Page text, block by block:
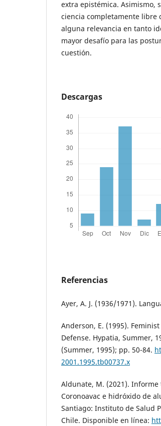
extra epistémica. Asimismo,
ciencia completamente libre
alguna relevancia en tanto
mayor desafío para las
cuestión.
Descargas
Referencias
Ayer, A. J. (1936/1971).
Anderson, E. (1995).
Defense. Hypatia, Summer,
(Summer, 1995); pp. 50-84.
2001.1995.tb00737.x
Aldunate, M. (2021).
Coronoavac e hidróxido de
Santiago: Instituto de Salud
Chile. Disponible en línea: